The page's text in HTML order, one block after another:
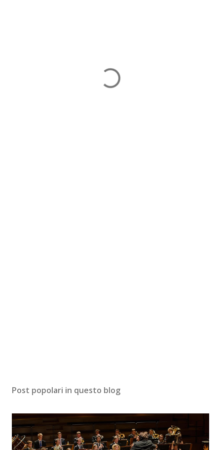
Post popolari in questo blog